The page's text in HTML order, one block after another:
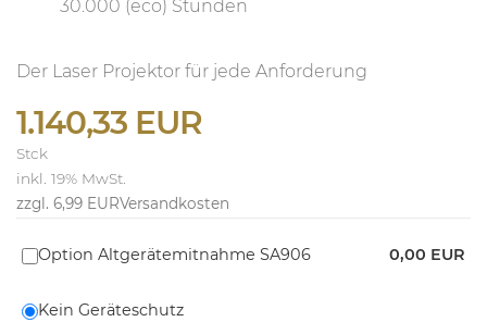
30.000 (eco) Stunden
Der Laser Projektor für jede Anforderung
1.140,33 EUR
Stck
inkl. 19% MwSt.
zzgl. 6,99 EURVersandkosten
Option Altgerätemitnahme SA906 0,00 EUR
Kein Geräteschutz